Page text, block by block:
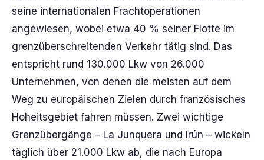
seine internationalen Frachtoperationen
angewiesen, wobei etwa 40 % seiner Flotte im
grenzüberschreitenden Verkehr tätig sind. Das
entspricht rund 130.000 Lkw von 26.000
Unternehmen, von denen die meisten auf dem
Weg zu europäischen Zielen durch französisches
Hoheitsgebiet fahren müssen. Zwei wichtige
Grenzübergänge – La Junquera und Irún – wickeln
täglich über 21.000 Lkw ab, die nach Europa